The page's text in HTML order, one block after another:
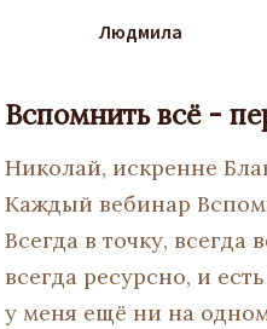
Людмила
Вспомнить всё -
Николай, искренне
Каждый вебинар
Всегда в точку, всегда
всегда ресурсно, и
у меня ещё ни на